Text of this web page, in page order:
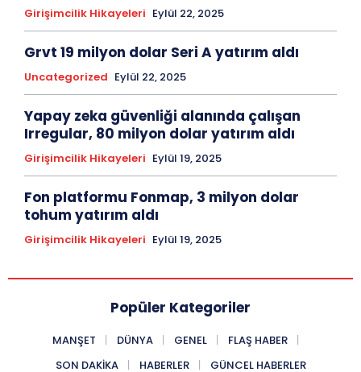
Girişimcilik Hikayeleri Eylül 22, 2025
Grvt 19 milyon dolar Seri A yatırım aldı
Uncategorized Eylül 22, 2025
Yapay zeka güvenliği alanında çalışan
Irregular, 80 milyon dolar yatırım aldı
Girişimcilik Hikayeleri Eylül 19, 2025
Fon platformu Fonmap, 3 milyon dolar
tohum yatırım aldı
Girişimcilik Hikayeleri Eylül 19, 2025
Popüler Kategoriler
MANŞET DÜNYA GENEL
FLAŞ HABER
SON DAKIKA
HABERLER GÜNCEL HABERLER